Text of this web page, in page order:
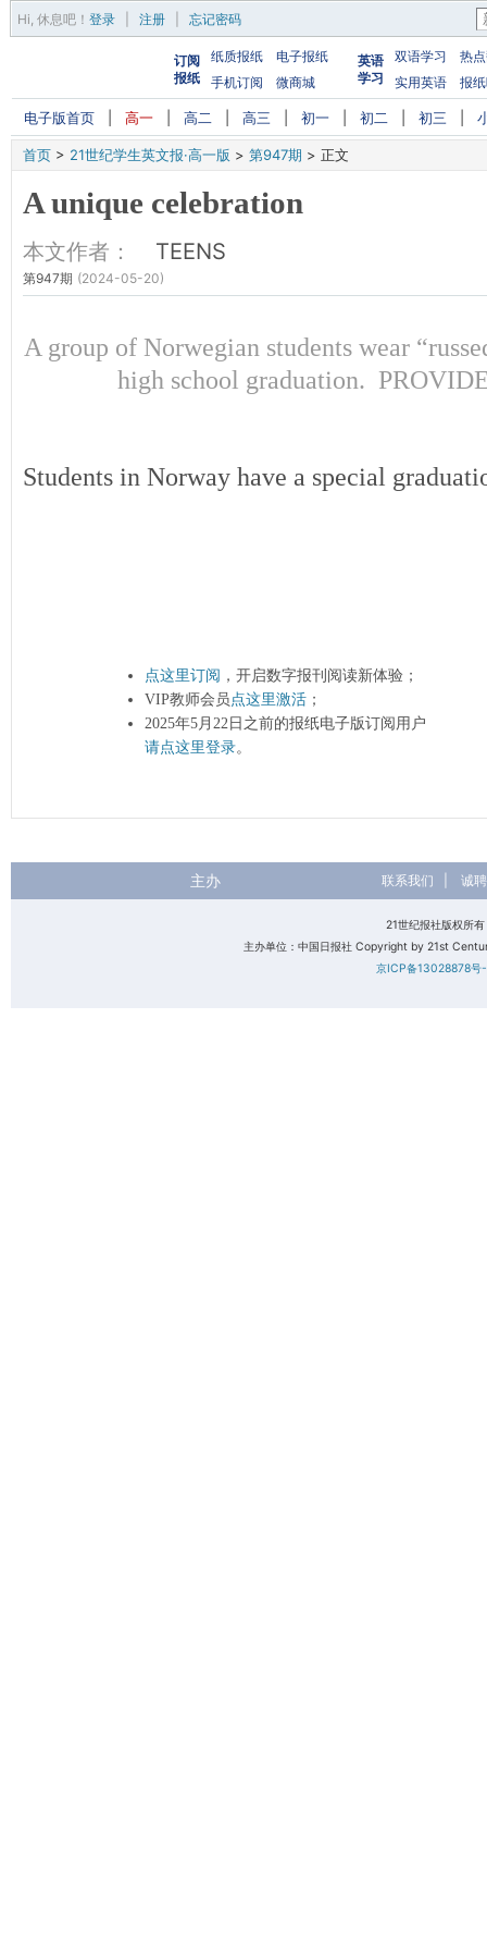
Hi, 休息吧 ！ 登录 注册 忘记密码
订阅
报纸
纸质报纸
电子报纸
手机订阅
微商城
英语
学习
双语学习
热
实用英语
报
电子版首页 高一 高二 高三 初一 初二 初三
首页 > 21世纪学生英文报·高一版 > 第947期 > 正文
A unique celebration
本文作者： TEENS
第947期 (2024-05-20)
A group of Norwegian students wear
high school graduation.
Students in Norway have a special
点这里订阅 ，开启数字报刊阅读新体验；
VIP教师会员点这里激活 ；
2025年5月22日之前的报纸电子版订阅用户
请点这里登录。
主办 联系我们 诚
21世纪报社版权所
主办单位：中国日报社 Copyright by 21st
京ICP备13028878号